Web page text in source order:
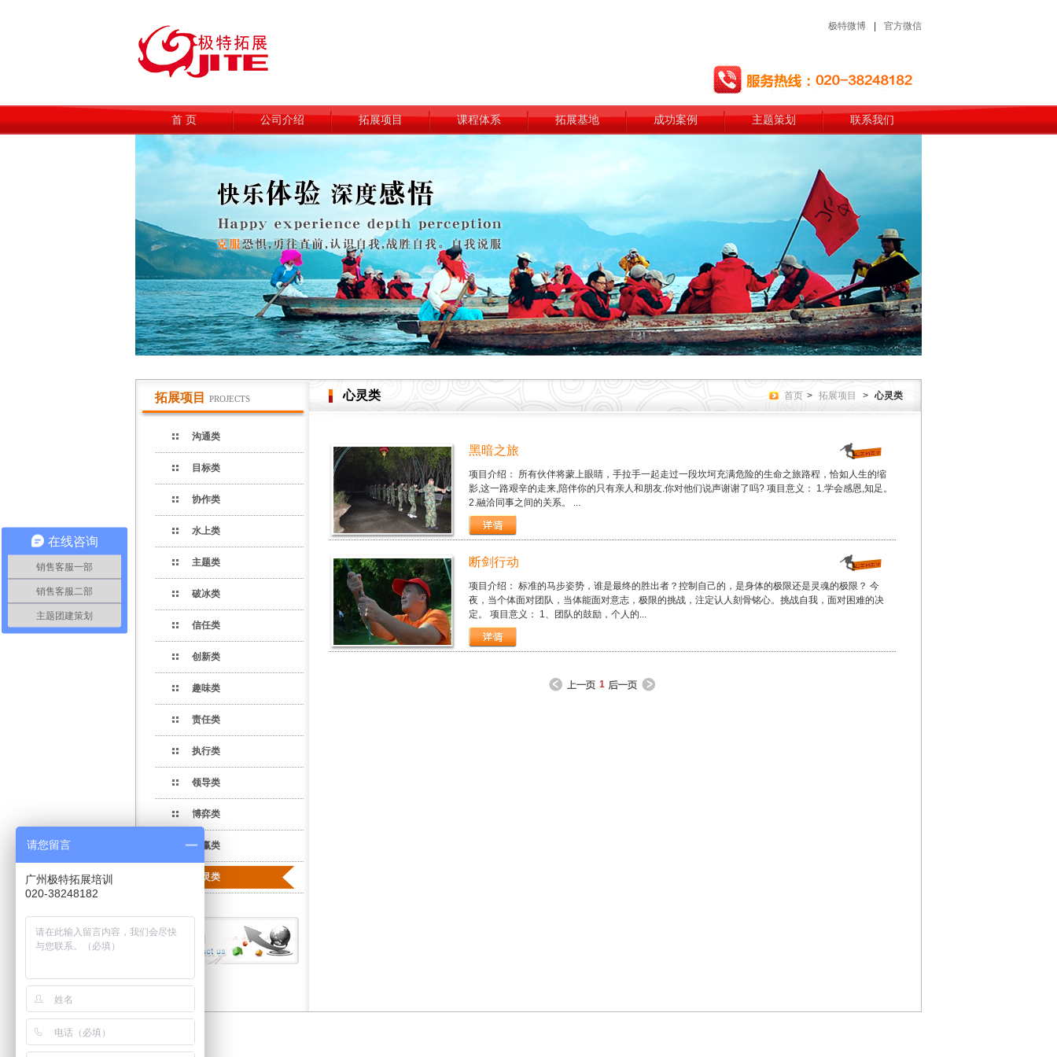
极特微博 官方微信
首 页 公司介绍 拓展项目 课程体系 拓展基地 成功案例 主题策划 联系我们
拓展项目 PROJECTS
沟通类
目标类
协作类
水上类
主题类
破冰类
信任类
创新类
趣味类
责任类
执行类
领导类
博弈类
共赢类
心灵类
首页 > 拓展项目 > 心灵类
心灵类
黑暗之旅
项目介绍： 所有伙伴将蒙上眼睛，手拉手一起走过一段坎坷充满危险的生命之旅路程，恰如人生的缩
影,这一路艰辛的走来,陪伴你的只有亲人和朋友.你对他们说声谢谢了吗? 项目意义： 1.学会感恩,知足。
2.融洽同事之间的关系。 ...
断剑行动
项目介绍： 标准的马步姿势，谁是最终的胜出者？控制自己的，是身体的极限还是灵魂的极限？ 今
夜，当个体面对团队，当体能面对意志，极限的挑战，注定认人刻骨铭心。挑战自我，面对困难的决
定。 项目意义： 1、团队的鼓励，个人的...
1
在线咨询
销售客服一部
销售客服二部
主题团建策划
请您留言
广州极特拓展培训
020-38248182